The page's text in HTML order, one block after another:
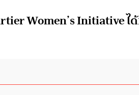
Women’s Initiative ไ